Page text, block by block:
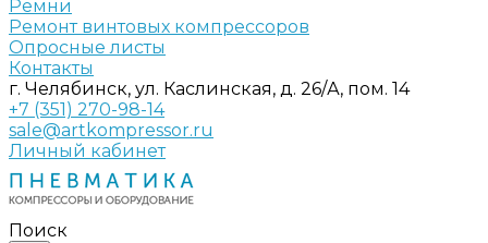
Ремни
Ремонт винтовых компрессоров
Опросные листы
Контакты
г. Челябинск, ул. Каслинская, д. 26/А, пом. 14
+7 (351) 270-98-14
sale@artkompressor.ru
Личный кабинет
Поиск